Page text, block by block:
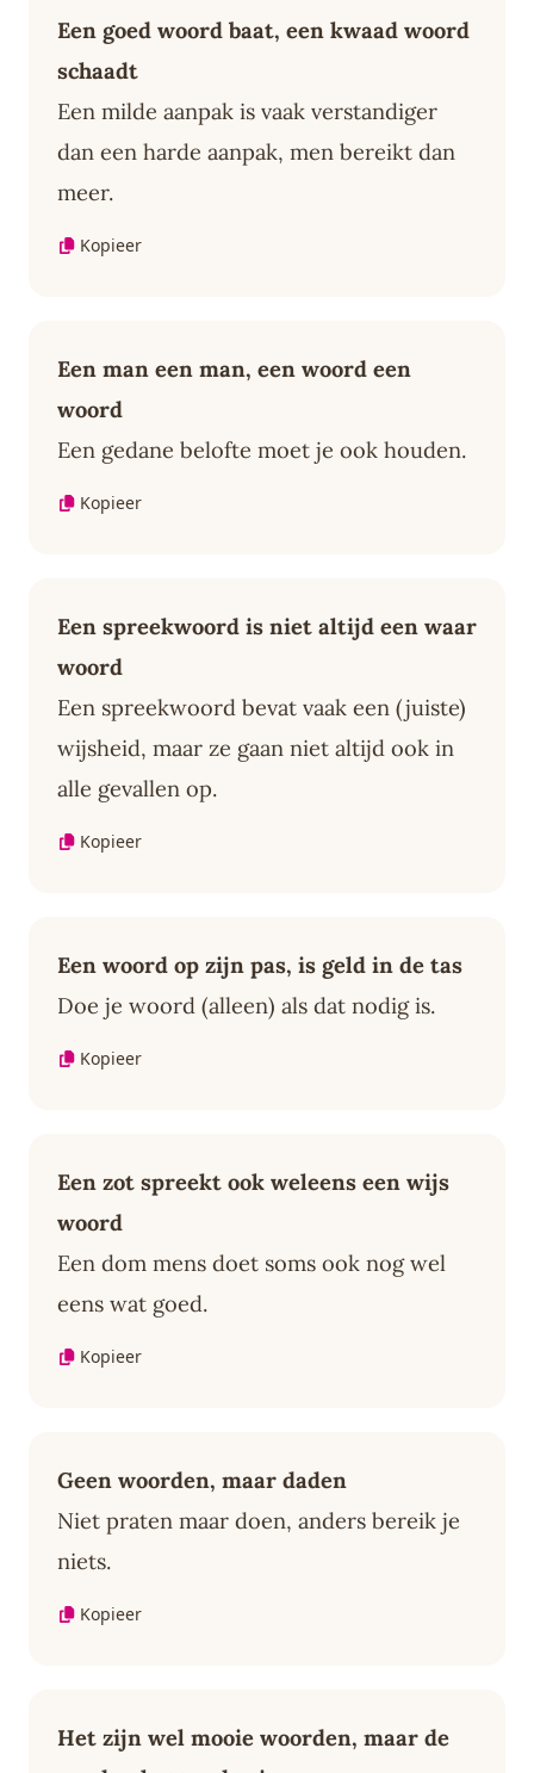
Een goed woord baat, een kwaad woord
schaadt
Een milde aanpak is vaak verstandiger
dan een harde aanpak, men bereikt dan
meer.
Kopieer
Een man een man, een woord een
woord
Een gedane belofte moet je ook houden.
Kopieer
Een spreekwoord is niet altijd een waar
woord
Een spreekwoord bevat vaak een (juiste)
wijsheid, maar ze gaan niet altijd ook in
alle gevallen op.
Kopieer
Een woord op zijn pas, is geld in de tas
Doe je woord (alleen) als dat nodig is.
Kopieer
Een zot spreekt ook weleens een wijs
woord
Een dom mens doet soms ook nog wel
eens wat goed.
Kopieer
Geen woorden, maar daden
Niet praten maar doen, anders bereik je
niets.
Kopieer
Het zijn wel mooie woorden, maar de